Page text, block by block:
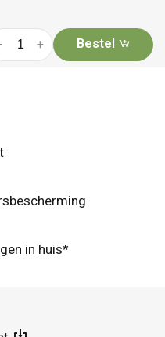
+
- Bestel
in huis*